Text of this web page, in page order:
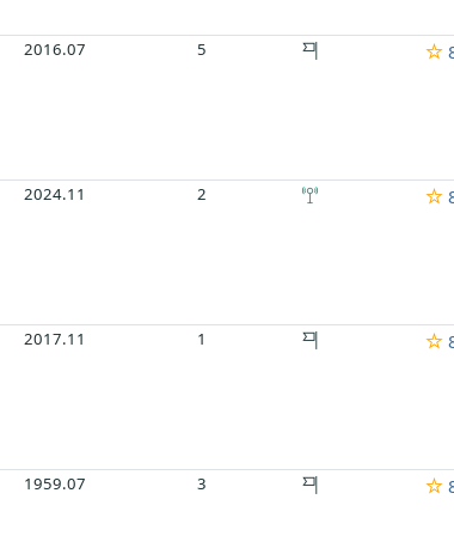
2016.07 5
2024.11 2
2017.11 1
1959.07 3